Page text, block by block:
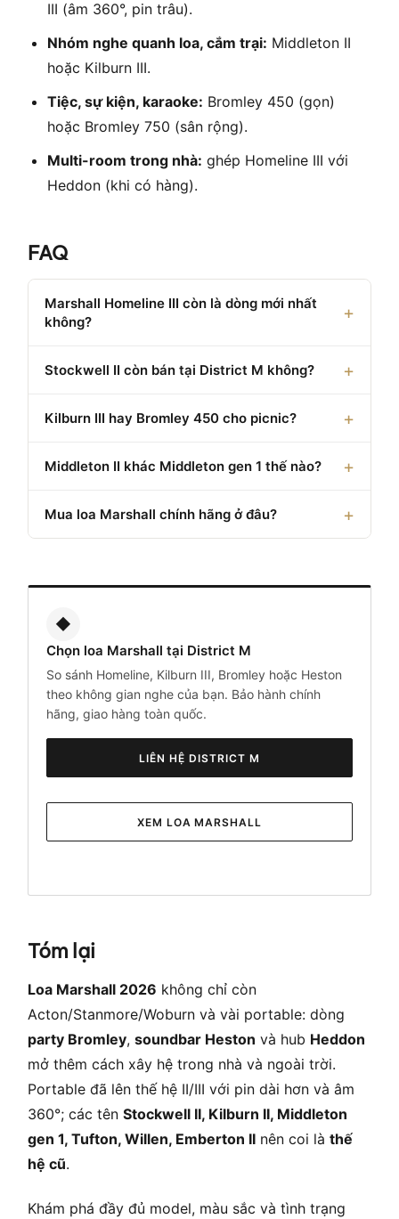
III (âm 360°, pin trâu).
Nhóm nghe quanh loa, cắm trại: Middleton II
hoặc Kilburn III.
Tiệc, sự kiện, karaoke: Bromley 450 (gọn)
hoặc Bromley 750 (sân rộng).
Multi-room trong nhà: ghép Homeline III với
Heddon (khi có hàng).
FAQ
Marshall Homeline III còn là dòng mới nhất
không?
Stockwell II còn bán tại District M không?
Kilburn III hay Bromley 450 cho picnic?
Middleton II khác Middleton gen 1 thế nào?
Mua loa Marshall chính hãng ở đâu?
◆
Chọn loa Marshall tại District M
So sánh Homeline, Kilburn III, Bromley hoặc Heston
theo không gian nghe của bạn. Bảo hành chính
hãng, giao hàng toàn quốc.
LIÊN HỆ DISTRICT M
XEM LOA MARSHALL
Tóm lại
Loa Marshall 2026 không chỉ còn
Acton/Stanmore/Woburn và vài portable: dòng
party Bromley, soundbar Heston và hub Heddon
mở thêm cách xây hệ trong nhà và ngoài trời.
Portable đã lên thế hệ II/III với pin dài hơn và âm
360°; các tên Stockwell II, Kilburn II, Middleton
gen 1, Tufton, Willen, Emberton II nên coi là thế
hệ cũ.
Khám phá đầy đủ model, màu sắc và tình trạng